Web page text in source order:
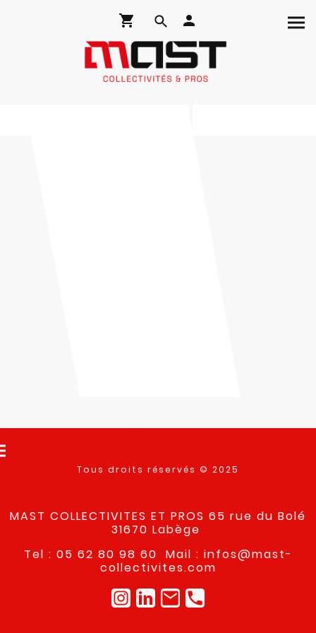
Tous droits réservés © 2025
MAST COLLECTIVITES ET PROS 65 rue du Bolé
31670 Labège
Tel : 05 62 80 98 60 Mail : infos@mast-
collectivites.com